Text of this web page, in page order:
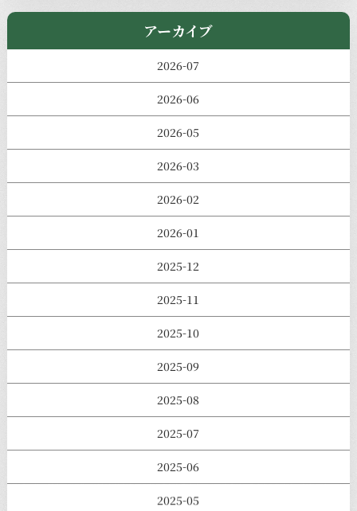
アーカイブ
2026-07
2026-06
2026-05
2026-03
2026-02
2026-01
2025-12
2025-11
2025-10
2025-09
2025-08
2025-07
2025-06
2025-05